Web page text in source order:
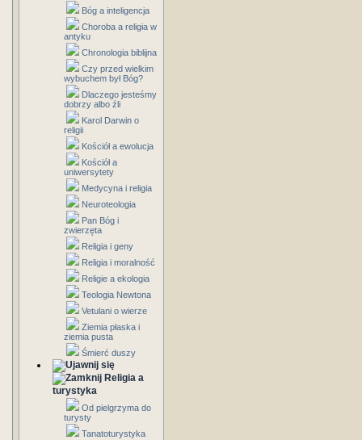
Bóg a inteligencja
Choroba a religia w
antyku
Chronologia biblijna
Czy przed wielkim
wybuchem był Bóg?
Dlaczego jesteśmy
dobrzy albo źli
Karol Darwin o
religii
Kościół a ewolucja
Kościół a
uniwersytety
Medycyna i religia
Neuroteologia
Pan Bóg i
zwierzęta
Religia i geny
Religia i moralność
Religie a ekologia
Teologia Newtona
Vetulani o wierze
Ziemia płaska i
ziemia pusta
Śmierć duszy
Religia a
turystyka
Od pielgrzyma do
turysty
Tanatoturystyka